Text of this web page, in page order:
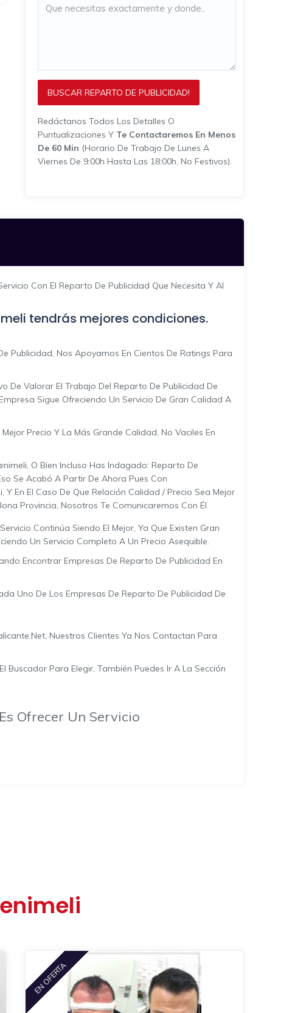
BUSCAR REPARTO DE PUBLICIDAD!
Redáctanos Todos Los Detalles O
Puntualizaciones Y Te Contactaremos En Menos
De 60 Min (horario De Trabajo De Lunes A
Viernes De 9:00h Hasta Las 18:00h, No Festivos).
Con El Reparto De Publicidad Que Necesita Y Al
tendrás mejores condiciones.
Publicidad, Nos Apoyamos En Cientos De Ratings Para
De Valorar El Trabajo Del Reparto De Publicidad De
Sigue Ofreciendo Un Servicio De Gran Calidad A
Precio Y La Más Grande Calidad, No Vaciles En
O Bien Incluso Has Indagado: Reparto De
Se Acabó A Partir De Ahora Pues Con
En El Caso De Que Relación Calidad / Precio Sea Mejor
Provincia, Nosotros Te Comunicaremos Con Él.
Continúa Siendo El Mejor, Ya Que Existen Gran
Un Servicio Completo A Un Precio Asequible.
Encontrar Empresas De Reparto De Publicidad En
Uno De Los Empresas De Reparto De Publicidad De
Nuestros Clientes Ya Nos Contactan Para
Buscador Para Elegir, También Puedes Ir A La Sección
Ofrecer Un Servicio
EN OFERTA